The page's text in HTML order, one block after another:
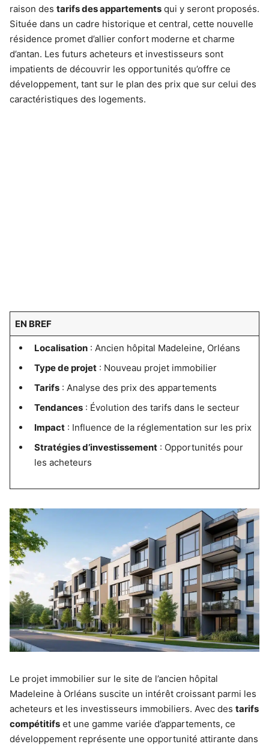
raison des tarifs des appartements qui y seront proposés.
Située dans un cadre historique et central, cette nouvelle
résidence promet d’allier confort moderne et charme
d’antan. Les futurs acheteurs et investisseurs sont
impatients de découvrir les opportunités qu’offre ce
développement, tant sur le plan des prix que sur celui des
caractéristiques des logements.
EN BREF
Localisation: Ancien hôpital Madeleine, Orléans
Type de projet: Nouveau projet immobilier
Tarifs: Analyse des prix des appartements
Tendances: Évolution des tarifs dans le secteur
Impact: Influence de la réglementation sur les prix
Stratégies d’investissement: Opportunités pour
les acheteurs
Le projet immobilier sur le site de l’ancien hôpital
Madeleine à Orléans suscite un intérêt croissant parmi les
acheteurs et les investisseurs immobiliers. Avec des tarifs
compétitifs et une gamme variée d’appartements, ce
développement représente une opportunité attirante dans